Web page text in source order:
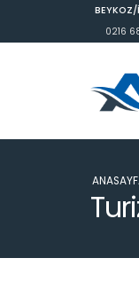
BEYKOZ/
0216